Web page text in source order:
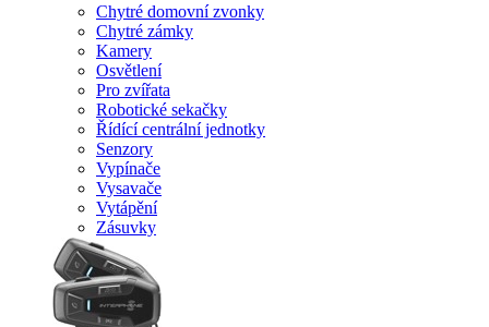
Chytré domovní zvonky
Chytré zámky
Kamery
Osvětlení
Pro zvířata
Robotické sekačky
Řídící centrální jednotky
Senzory
Vypínače
Vysavače
Vytápění
Zásuvky